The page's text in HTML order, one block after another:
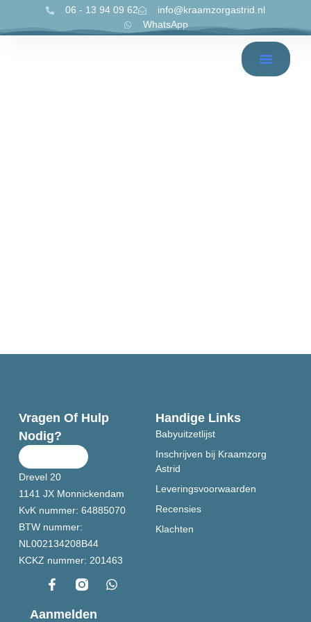
06 - 13 94 09 62
info@kraamzorgastrid.nl
WhatsApp
Vragen Of Hulp
Nodig?
Drevel 20
1141 JX Monnickendam
KvK nummer: 64885070
BTW nummer:
NL002134208B44
KCKZ nummer: 201463
Handige Links
Babyuitzetlijst
Inschrijven bij Kraamzorg
Astrid
Leveringsvoorwaarden
Recensies
Klachten
Aanmelden